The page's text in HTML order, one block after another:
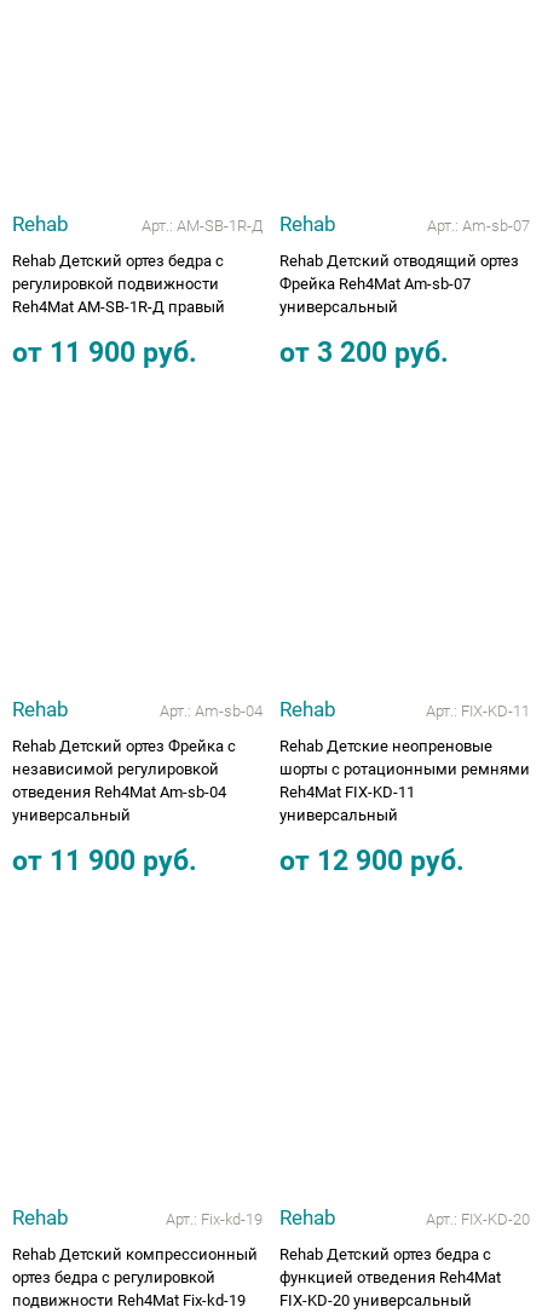
Rehab Арт.: AM-SB-1R-Д
Rehab Детский ортез бедра с
регулировкой подвижности
Reh4Mat AM-SB-1R-Д правый
от 11 900 руб.
Rehab Арт.: Am-sb-07
Rehab Детский отводящий ортез
Фрейка Reh4Mat Am-sb-07
универсальный
от 3 200 руб.
Rehab Арт.: Am-sb-04
Rehab Детский ортез Фрейка с
независимой регулировкой
отведения Reh4Mat Am-sb-04
универсальный
от 11 900 руб.
Rehab Арт.: FIX-KD-11
Rehab Детские неопреновые
шорты с ротационными ремнями
Reh4Mat FIX-KD-11
универсальный
от 12 900 руб.
Rehab Арт.: Fix-kd-19
Rehab Детский компрессионный
ортез бедра с регулировкой
подвижности Reh4Mat Fix-kd-19
Rehab Арт.: FIX-KD-20
Rehab Детский ортез бедра с
функцией отведения Reh4Mat
FIX-KD-20 универсальный
ОПОРЫ, ВЕРТИКАЛИЗАТОРЫ, Оборудование
для ЛФК
Одежда ортопедическая (адаптивная) для